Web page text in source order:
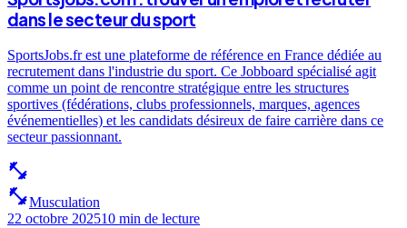
dans le secteur du sport
SportsJobs.fr est une plateforme de référence en France dédiée au
recrutement dans l'industrie du sport. Ce Jobboard spécialisé agit
comme un point de rencontre stratégique entre les structures
sportives (fédérations, clubs professionnels, marques, agences
événementielles) et les candidats désireux de faire carrière dans ce
secteur passionnant.
fitness_center
fitness_centerMusculation
22 octobre 202510 min de lecture